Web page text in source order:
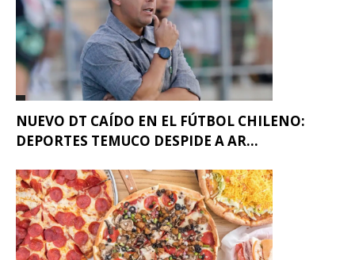
NUEVO DT CAÍDO EN EL FÚTBOL CHILENO:
DEPORTES TEMUCO DESPIDE A AR...